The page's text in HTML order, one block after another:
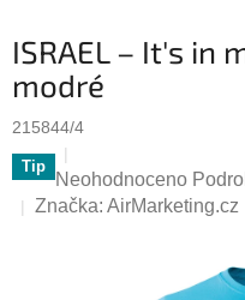
ISRAEL – It's
modré
215844/4
Tip
Průměrné
hodnocení
Neohodnoceno
Značka: AirMarketing.cz